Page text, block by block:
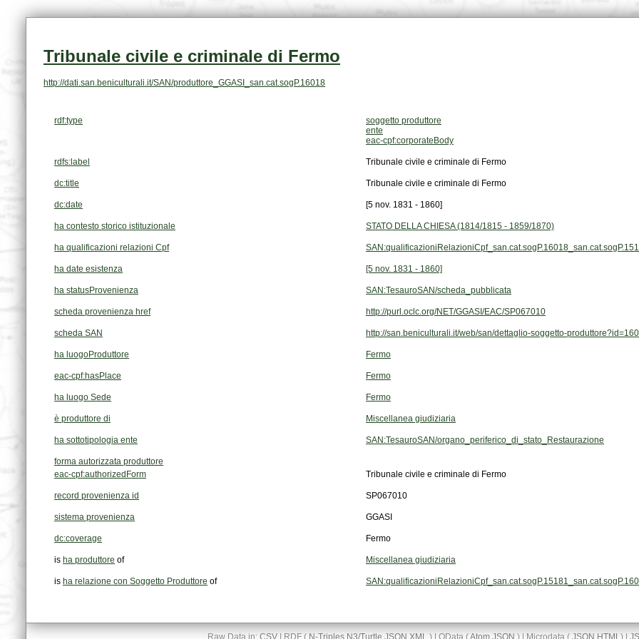
Tribunale civile e criminale di Fermo
http://dati.san.beniculturali.it/SAN/produttore_GGASI_san.cat.sogP.16018
rdf:type
soggetto produttore
ente
eac-cpf:corporateBody
rdfs:label Tribunale civile e criminale di Fermo
dc:title Tribunale civile e criminale di Fermo
dc:date [5 nov. 1831 - 1860]
ha contesto storico istituzionale STATO DELLA CHIESA (1814/1815 - 1859/1870)
ha qualificazioni relazioni Cpf
ha date esistenza [5 nov. 1831 - 1860]
ha statusProvenienza SAN:TesauroSAN/scheda_pubblicata
scheda provenienza href http://purl.oclc.org/NET/GGASI/EAC/SP067010
scheda SAN http://san.beniculturali.it/web/san/dettaglio-soggetto-
ha luogoProduttore Fermo
eac-cpf:hasPlace Fermo
ha luogo Sede Fermo
è produttore di Miscellanea giudiziaria
ha sottotipologia ente SAN:TesauroSAN/organo_periferico_di_stato_Restaurazione
forma autorizzata produttore
eac-cpf:authorizedForm
Tribunale civile e criminale di Fermo
record provenienza id SP067010
sistema provenienza GGASI
dc:coverage Fermo
is ha produttore of Miscellanea giudiziaria
is ha relazione con Soggetto Produttore of
Raw Data in: CSV| RDF ( N-Triples N3/Turtle JSON XML ) | OData (Atom JSON ) | Microdata ( JSON HTML ) |